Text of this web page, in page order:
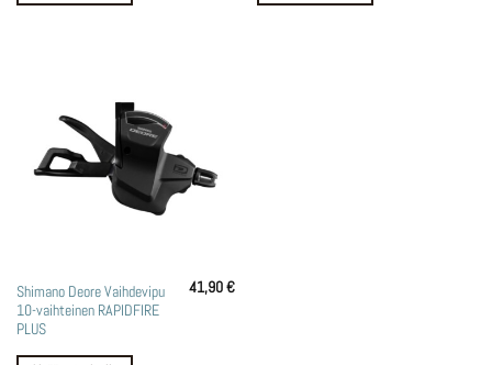
Shimano Deore Vaihdevipu
10-vaihteinen RAPIDFIRE
PLUS
41,90€